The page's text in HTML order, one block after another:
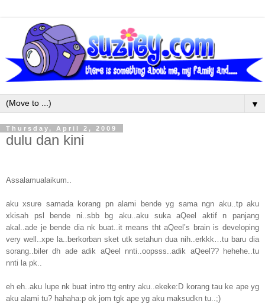
▼
Thursday, April 2, 2009
dulu dan kini
Assalamualaikum..
aku xsure samada korang pn alami bende yg sama ngn aku..tp aku
xkisah psl bende ni..sbb bg aku..aku suka aQeel aktif n panjang
akal..ade je bende dia nk buat..it means tht aQeel’s brain is developing
very well..xpe la..berkorban sket utk setahun dua nih..erkkk…tu baru dia
sorang..biler dh ade adik aQeel nnti..oopsss..adik aQeel?? hehehe..tu
nnti la pk..
eh eh..aku lupe nk buat intro ttg entry aku..ekeke:D korang tau ke ape yg
aku alami tu? hahaha:p ok jom tgk ape yg aku maksudkn tu..;)